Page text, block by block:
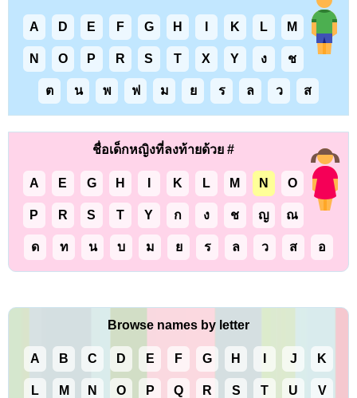
A D E F G H K L M
N O P R S T X Y ง ช
ต น พ ฟ ม ย ร ล ว ส
ชื่อเด็กหญิงที่ลงท้ายด้วย #
A E G H K L M N O
P R S T Y ก ง ช ญ ณ
ด ท น บ ม ย ร ล ว ส อ
Browse names by letter
A B C D E F G H J K
L M N O P Q R S T U V